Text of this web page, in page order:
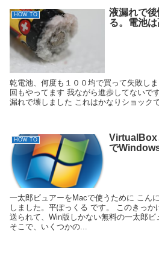
HOW TO
液漏れで
る。電池
乾電池、何度も１００均で買って失敗し
回もやってます 我ながら進歩してないで
漏れで壊しました これはかなりショック
HOW TO
VirtualBox
で
一太郎ビュアーをMacで使うために こん
しました。平ぽっくる です。 このきっ
送られて、Win版しかない無料の一太郎ビ
そこで、いくつかの...